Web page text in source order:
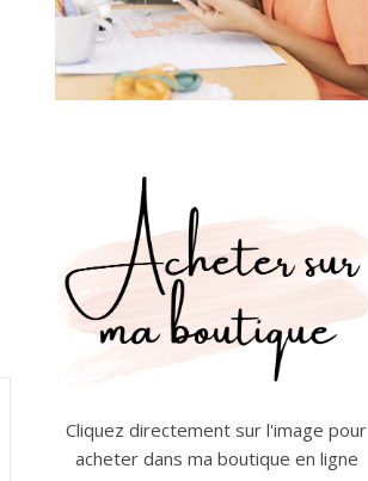
Cliquez directement sur l'image pour
acheter dans ma boutique en ligne